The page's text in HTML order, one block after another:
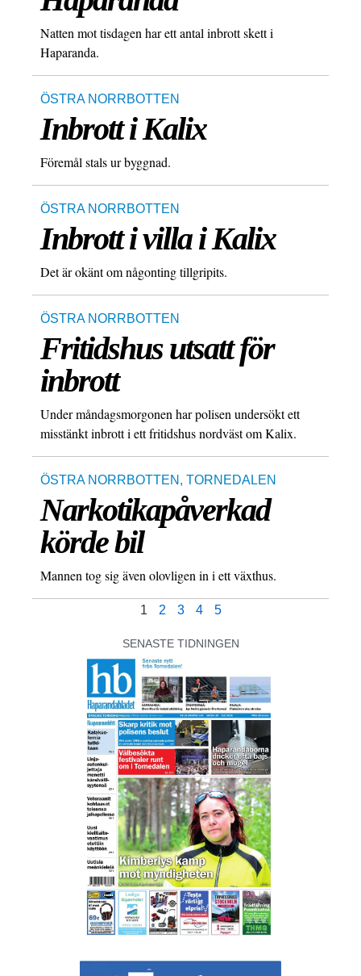
Natten mot tisdagen har ett antal inbrott skett i
Haparanda.
ÖSTRA NORRBOTTEN
Inbrott i Kalix
Föremål stals ur byggnad.
ÖSTRA NORRBOTTEN
Inbrott i villa i Kalix
Det är okänt om någonting tillgripits.
ÖSTRA NORRBOTTEN
Fritidshus utsatt för
inbrott
Under måndagsmorgonen har polisen undersökt ett
misstänkt inbrott i ett fritidshus nordväst om Kalix.
ÖSTRA NORRBOTTEN , TORNEDALEN
Narkotikapåverkad
körde bil
Mannen tog sig även olovligen in i ett växthus.
1 2 3 4 5
SENASTE TIDNINGEN